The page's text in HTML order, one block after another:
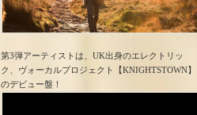
第3弾アーティストは、UK出身のエレクトリッ
ク、ヴォーカルプロジェクト【KNIGHTSTOWN】
のデビュー盤！